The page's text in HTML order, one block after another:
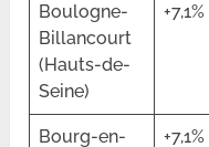
Boulogne-
Billancourt
(Hauts-de-
Seine)
+7,1%
Bourg-en-
+7,1%